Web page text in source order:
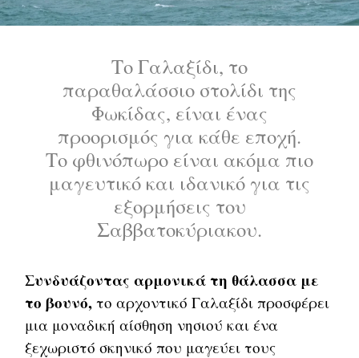
Το Γαλαξίδι, το
παραθαλάσσιο στολίδι της
Φωκίδας, είναι ένας
προορισμός για κάθε εποχή.
Το φθινόπωρο είναι ακόμα πιο
μαγευτικό και ιδανικό για τις
εξορμήσεις του
Σαββατοκύριακου.
Συνδυάζοντας αρμονικά τη θάλασσα με
το βουνό,το αρχοντικό Γαλαξίδι προσφέρει
μια μοναδική αίσθηση νησιού και ένα
ξεχωριστό σκηνικό που μαγεύει τους